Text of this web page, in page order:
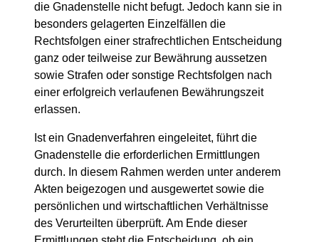
die Gnadenstelle nicht befugt. Jedoch kann sie in
besonders gelagerten Einzelfällen die
Rechtsfolgen einer strafrechtlichen Entscheidung
ganz oder teilweise zur Bewährung aussetzen
sowie Strafen oder sonstige Rechtsfolgen nach
einer erfolgreich verlaufenen Bewährungszeit
erlassen.
Ist ein Gnadenverfahren eingeleitet, führt die
Gnadenstelle die erforderlichen Ermittlungen
durch. In diesem Rahmen werden unter anderem
Akten beigezogen und ausgewertet sowie die
persönlichen und wirtschaftlichen Verhältnisse
des Verurteilten überprüft. Am Ende dieser